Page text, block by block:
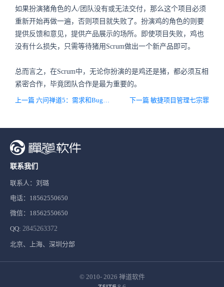
如果扮演猪角色的人/团队没有或无法交付，那么这个项目必须
重新开始再做一遍，否则项目就失败了。扮演鸡的角色的则要
提供反馈和意见，提供产品展示的场所。即使项目失败，鸡也
没有什么损失，只需等待猪用Scrum做出一个新产品即可。
总而言之，在Scrum中，无论你扮演的是鸡还是猪，都必须互相
紧密合作，毕竟团队合作是最为重要的。
下一篇 敏捷项目管理七宗罪
联系我们
联系人：刘璐
电话：18562550650
微信：18562550650
QQ: 2845263372
北京、上海、深圳分部
© 2010- 2026 禅道软件